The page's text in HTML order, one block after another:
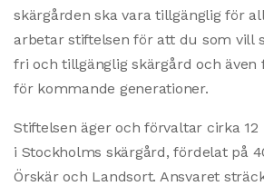
skärgården ska vara tillgänglig för
arbetar stiftelsen för att du som vill
fri och tillgänglig skärgård och även
för kommande generationer.
Stiftelsen äger och förvaltar cirka
i Stockholms skärgård, fördelat på
Örskär och Landsort. Ansvaret